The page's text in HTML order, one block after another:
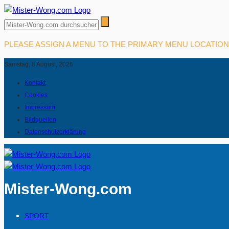
PLEASE ASSIGN A MENU TO THE PRIMARY MENU
Samstag, 8 August, 2026
Kontakt
Cookies
Impressum
Bildquellen
Datenschutzerklärung
Mister-Wong.com
SPORT